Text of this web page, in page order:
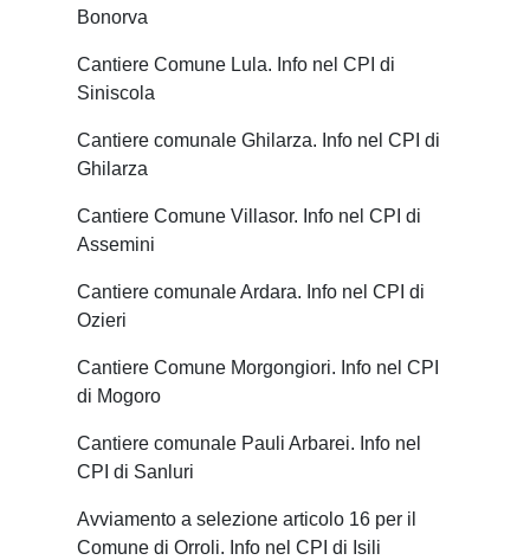
Bonorva
Cantiere Comune Lula. Info nel CPI di
Siniscola
Cantiere comunale Ghilarza. Info nel CPI di
Ghilarza
Cantiere Comune Villasor. Info nel CPI di
Assemini
Cantiere comunale Ardara. Info nel CPI di
Ozieri
Cantiere Comune Morgongiori. Info nel CPI
di Mogoro
Cantiere comunale Pauli Arbarei. Info nel
CPI di Sanluri
Avviamento a selezione articolo 16 per il
Comune di Orroli. Info nel CPI di Isili